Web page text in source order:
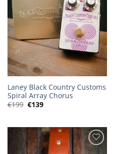
Laney Black Country Customs
Spiral Array Chorus
€199 Oorspronkelijke
prijs
€139Huidige